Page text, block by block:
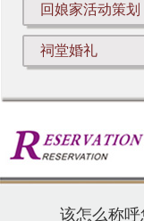
回娘家活动策划
祠堂婚礼